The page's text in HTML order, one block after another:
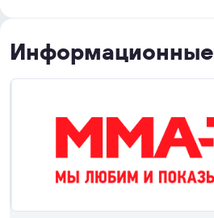
Информационные